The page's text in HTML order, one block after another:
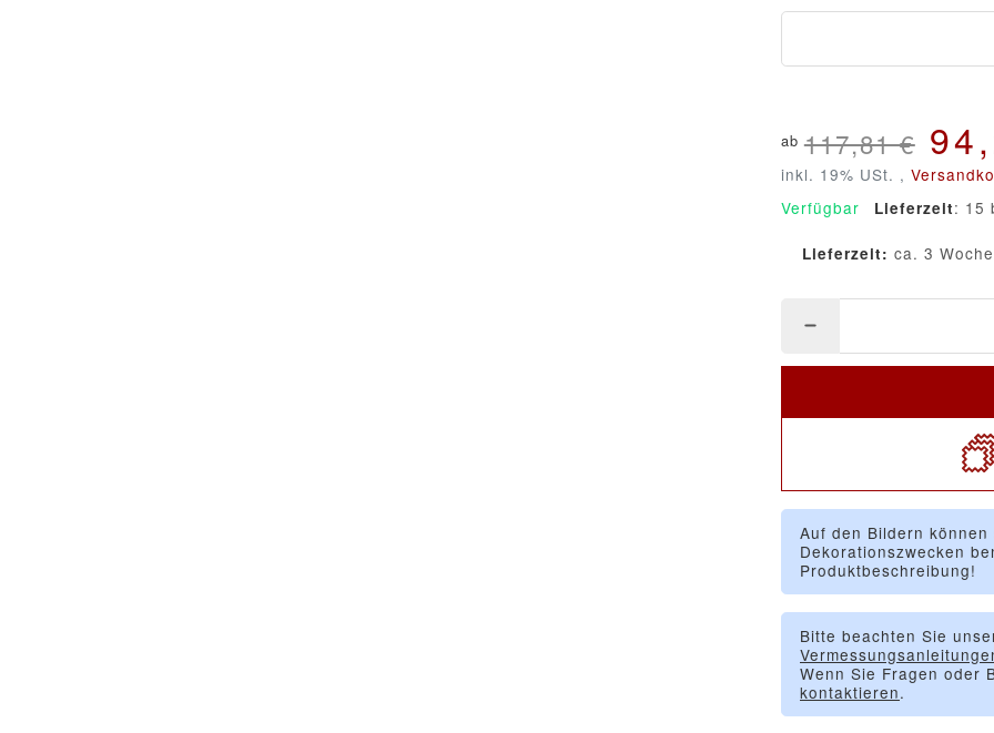
Vermerk
ab 117,81 €
inkl. 19% USt. ,
Verfügbar
Lieferzeit: 15
Lieferzeit:ca. 3
Auf den Bildern
Dekorationszwecken
Produktbeschreibung!
Bitte beachten Sie
Wenn Sie Fragen oder
kontaktieren.